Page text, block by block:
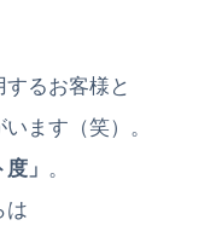
るお客様と
ます（笑）。
」 。
は